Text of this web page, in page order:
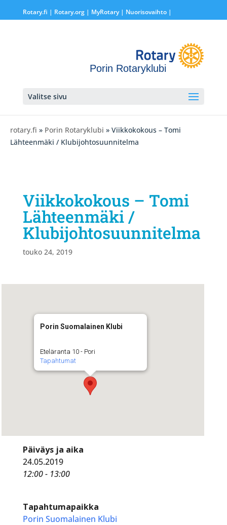
Rotary.fi | Rotary.org| MyRotary | Nuorisovaihto|
Porin Rotaryklubi
Valitse sivu
rotary.fi » Porin Rotaryklubi » Viikkokokous – Tomi
Lähteenmäki / Klubijohtosuunnitelma
Viikkokokous – Tomi
Lähteenmäki /
Klubijohtosuunnitelma
touko 24, 2019
Porin Suomalainen Klubi
Eteläranta 10 - Pori
Tapahtumat
Päiväys ja aika
24.05.2019
12:00 - 13:00
Tapahtumapaikka
Porin Suomalainen Klubi